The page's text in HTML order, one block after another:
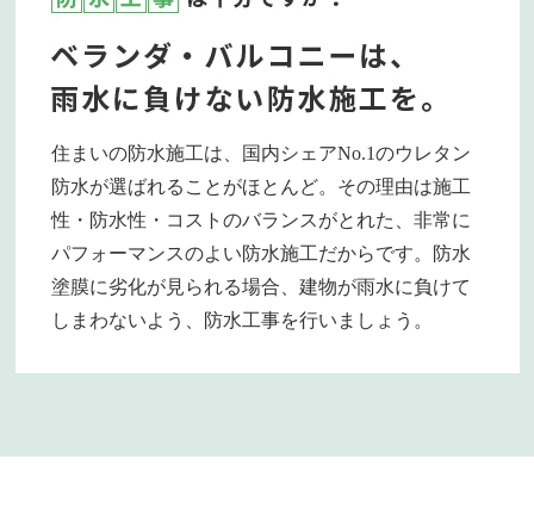
住まいの防水施工は、国内シェアNo.1のウレタン
防水が選ばれることがほとんど。その理由は施工
性・防水性・コストのバランスがとれた、非常に
パフォーマンスのよい防水施工だからです。防水
塗膜に劣化が見られる場合、建物が雨水に負けて
しまわないよう、防水工事を行いましょう。